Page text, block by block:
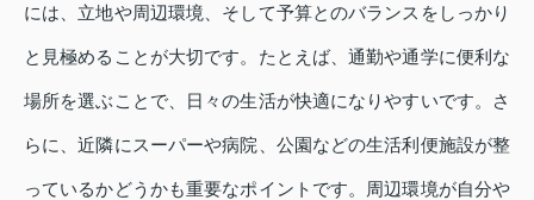
には、立地や周辺環境、そして予算とのバランスをしっかり
と見極めることが大切です。たとえば、通勤や通学に便利な
場所を選ぶことで、日々の生活が快適になりやすいです。さ
らに、近隣にスーパーや病院、公園などの生活利便施設が整
っているかどうかも重要なポイントです。周辺環境が自分や